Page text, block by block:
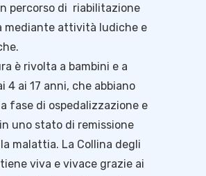
percorso di riabilitazione
mediante attività ludiche e
è rivolta a bambini e a
4 ai 17 anni, che abbiano
fase di ospedalizzazione e
uno stato di remissione
malattia. La Collina degli
viva e vivace grazie ai